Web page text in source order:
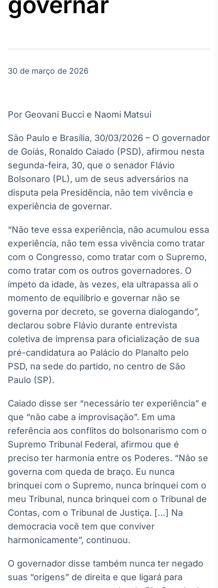
tempo real
Broadcast
Energia
O setor de
energia elétrica
no Brasil
White Label
Plataforma para
conteúdos
personalizados
Soluções de Dados
e Conteúdos
Broadcast
OTC
Plataforma para
negociação de
ativos
Broadcast
integração de
conteúdos e
dados
Broadcast
Ticker
Cotações e
headlines de
notícias
Broadcast
Widgets
Componentes
funcionalidades
30 de março de 2026
Por Geovani Bucci e Naomi Matsui
São Paulo e Brasília, 30/03/2026 – O governador
de Goiás, Ronaldo Caiado (PSD), afirmou nesta
segunda-feira, 30, que o senador Flávio
Bolsonaro (PL), um de seus adversários na
disputa pela Presidência, não tem vivência e
experiência de governar.
“Não teve essa experiência, não acumulou essa
experiência, não tem essa vivência como tratar
com o Congresso, como tratar com o Supremo,
como tratar com os outros governadores. O
ímpeto da idade, às vezes, ela ultrapassa ali o
momento de equilíbrio e governar não se
governa por decreto, se governa dialogando”,
declarou sobre Flávio durante entrevista
coletiva de imprensa para oficialização de sua
pré-candidatura ao Palácio do Planalto pelo
PSD, na sede do partido, no centro de São
Paulo (SP).
Caiado disse ser “necessário ter experiência” e
que “não cabe a improvisação”. Em uma
referência aos conflitos do bolsonarismo com o
Supremo Tribunal Federal, afirmou que é
preciso ter harmonia entre os Poderes. “Não se
governa com queda de braço. Eu nunca
brinquei com o Supremo, nunca brinquei com o
meu Tribunal, nunca brinquei com o Tribunal de
Contas, com o Tribunal de Justiça. […] Na
democracia você tem que conviver
harmonicamente”, continuou.
O governador disse também nunca ter negado
suas “origens” de direita e que ligará para